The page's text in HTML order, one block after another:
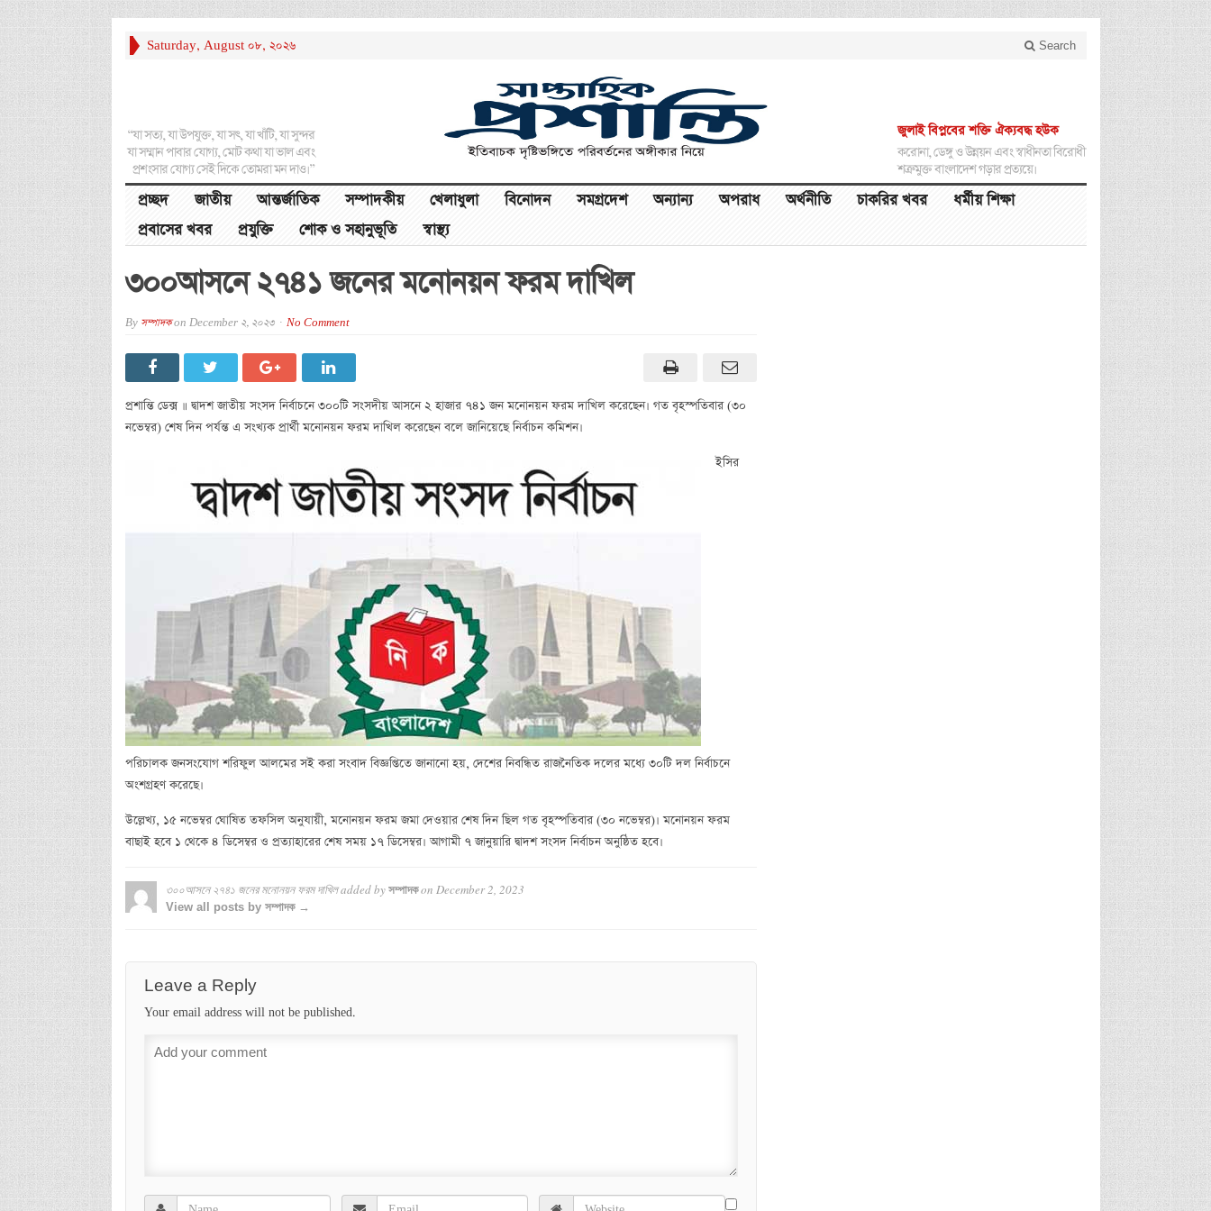
Saturday, August 08, 2026 Search
“যা সত্য, যা উপযুক্ত, যা সৎ, যা খাঁটি, যা সুন্দর
যা সম্মান পাবার যোগ্য, মোট কথা যা ভাল এবং
প্রশংসার যোগ্য সেই দিকে তোমরা মন দাও।”
জুলাই বিপ্লবের শক্তি ঐক্যবদ্ধ হউক
করোনা, ডেঙ্গু ও উন্নয়ন এবং স্বাধীনতা বিরোধী
শত্রুমুক্ত বাংলাদেশ গড়ার প্রত্যয়ে।
প্রচ্ছদ জাতীয় আন্তর্জাতিক সম্পাদকীয় খেলাধুলা বিনোদন সমগ্রদেশ অন্যান্য অপরাধ অর্থনীতি চাকরির খবর
ধর্মীয় শিক্ষা
প্রবাসের খবর
প্রযুক্তি শোক ও সহানুভূতি স্বাস্থ্য
৩০০আসনে ২৭৪১ জনের মনোনয়ন ফরম দাখিল
By সম্পাদকon December 2, 2023 No Comment
প্রশান্তি ডেক্স ॥ দ্বাদশ জাতীয় সংসদ নির্বাচনে ৩০০টি সংসদীয় আসনে ২ হাজার ৭৪১ জন মনোনয়ন ফরম দাখিল করেছেন। গত বৃহস্পতিবার (৩০
নভেম্বর) শেষ দিন পর্যন্ত এ সংখ্যক প্রার্থী মনোনয়ন ফরম দাখিল করেছেন বলে জানিয়েছে নির্বাচন কমিশন।
ইসির
পরিচালক জনসংযোগ শরিফুল আলমের সই করা সংবাদ বিজ্ঞপ্তিতে জানানো হয়, দেশের নিবন্ধিত রাজনৈতিক দলের মধ্যে ৩০টি দল নির্বাচনে
অংশগ্রহণ করেছে।
উল্লেখ্য, ১৫ নভেম্বর ঘোষিত তফসিল অনুযায়ী, মনোনয়ন ফরম জমা দেওয়ার শেষ দিন ছিল গত বৃহস্পতিবার (৩০ নভেম্বর)। মনোনয়ন ফরম
বাছাই হবে ১ থেকে ৪ ডিসেম্বর ও প্রত্যাহারের শেষ সময় ১৭ ডিসেম্বর। আগামী ৭ জানুয়ারি দ্বাদশ সংসদ নির্বাচন অনুষ্ঠিত হবে।
৩০০আসনে ২৭৪১ জনের মনোনয়ন ফরম দাখিলadded by সম্পাদকon December 2, 2023
View all posts by সম্পাদক →
Leave a Reply
Your email address will not be published.